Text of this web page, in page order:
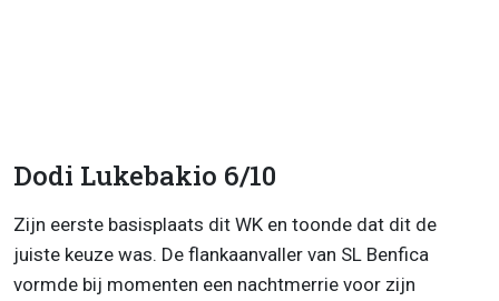
Dodi Lukebakio 6/10
Zijn eerste basisplaats dit WK en toonde dat dit de
juiste keuze was. De flankaanvaller van SL Benfica
vormde bij momenten een nachtmerrie voor zijn